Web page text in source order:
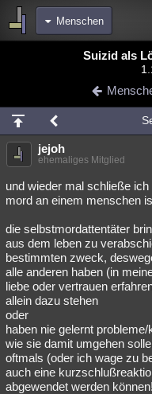
Menschen
Chat Wiki
meine Rubriken
Menschen
Spiritualität
weitere Rubriken
Philosophie Träume
Astronomie Helpdesk
Musik Clash
Übersichten
Besucht Teilgenommen
Suizid als
jejoh
ehemaliges Mitglied
und wieder mal schließe
mord an einem menschen
die selbstmordattentäter
aus dem leben zu
bestimmten zweck,
alle anderen haben (in
liebe oder vertrauen
allein dazu stehen
oder
haben nie gelernt
wie sie damit umgehen
oftmals (oder ich wage zu
auch eine
abgewendet werden können!